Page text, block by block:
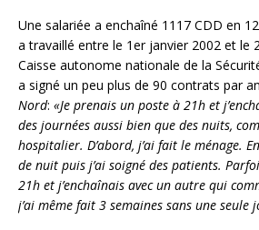
Une salariée a enchaîné 1117 CDD en
a travaillé entre le 1er janvier 2002 et le
Caisse autonome nationale de la
a signé un peu plus de 90 contrats par
Nord: «Je prenais un poste à 21h et
des journées aussi bien que des nuits,
hospitalier. D’abord, j’ai fait le ménage.
de nuit puis j’ai soigné des patients.
21h et j’enchaînais avec un autre qui
j’ai même fait 3 semaines sans une seule